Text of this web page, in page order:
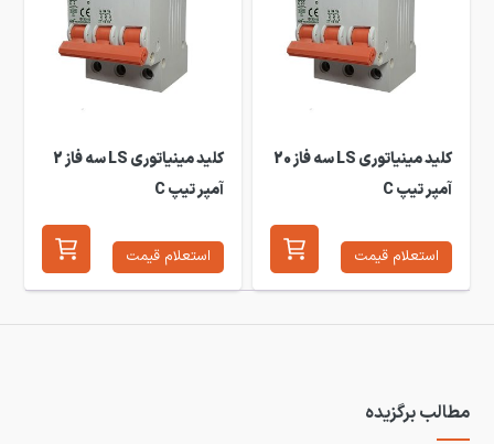
کلید مینیاتوری LS سه فاز 20
آمپر تیپ C
استعلام قیمت
کلید مینیاتوری LS سه فاز 2
آمپر تیپ C
استعلام قیمت
مطالب برگزیده